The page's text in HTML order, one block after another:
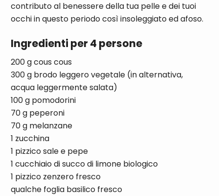
contributo al benessere della tua pelle e dei tuoi
occhi in questo periodo così insoleggiato ed afoso.
Ingredienti per 4 persone
200 g cous cous
300 g brodo leggero vegetale (in alternativa,
acqua leggermente salata)
100 g pomodorini
70 g peperoni
70 g melanzane
1 zucchina
1 pizzico sale e pepe
1 cucchiaio di succo di limone biologico
1 pizzico zenzero fresco
qualche foglia basilico fresco